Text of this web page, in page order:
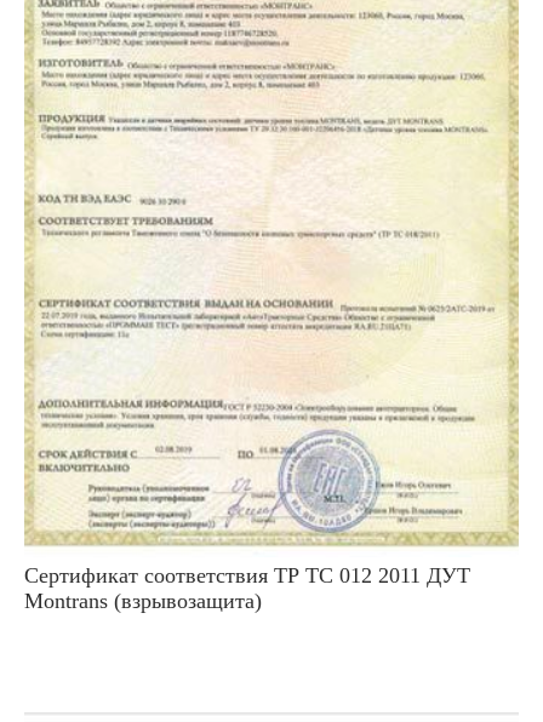
Сертификат соответствия ТР ТС 012 2011 ДУТ
Montrans (взрывозащита)